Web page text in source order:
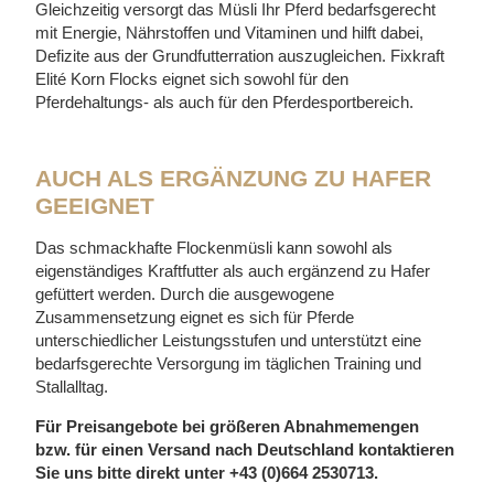
Gleichzeitig versorgt das Müsli Ihr Pferd bedarfsgerecht
mit Energie, Nährstoffen und Vitaminen und hilft dabei,
Defizite aus der Grundfutterration auszugleichen. Fixkraft
Elité Korn Flocks eignet sich sowohl für den
Pferdehaltungs- als auch für den Pferdesportbereich.
AUCH ALS ERGÄNZUNG ZU HAFER
GEEIGNET
Das schmackhafte Flockenmüsli kann sowohl als
eigenständiges Kraftfutter als auch ergänzend zu Hafer
gefüttert werden. Durch die ausgewogene
Zusammensetzung eignet es sich für Pferde
unterschiedlicher Leistungsstufen und unterstützt eine
bedarfsgerechte Versorgung im täglichen Training und
Stallalltag.
Für Preisangebote bei größeren Abnahmemengen
bzw. für einen Versand nach Deutschland kontaktieren
Sie uns bitte direkt unter +43 (0)664 2530713.